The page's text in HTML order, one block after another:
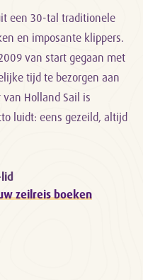
een 30-tal traditionele
en imposante klippers.
van start gegaan met
tijd te bezorgen aan
Holland Sail is
luidt: eens gezeild, altijd
zeilreis boeken